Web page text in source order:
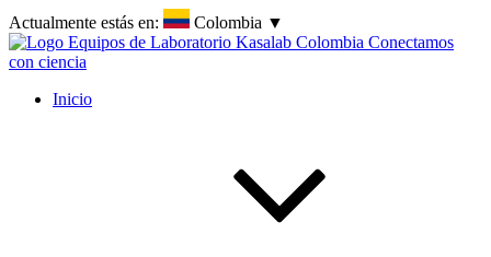
Actualmente estás en: Colombia ▼
Inicio